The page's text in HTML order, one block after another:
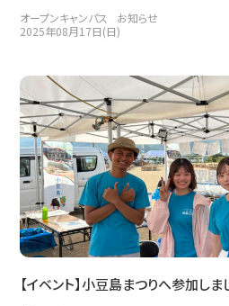
オープンキャンパス
お知らせ
2025年08月17日(日)
【イベント】小豆島まつりへ参加しま